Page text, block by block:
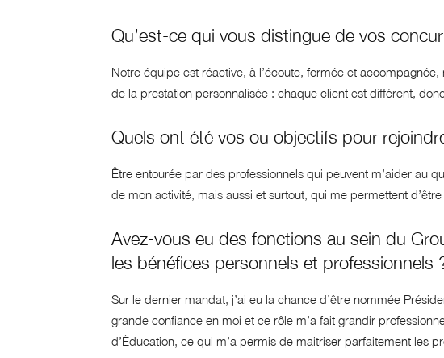
Qu’est-ce qui vous distingue de vos
Notre équipe est réactive, à l’écoute, formée et
de la prestation personnalisée : chaque client est différent,
Quels ont été vos ou objectifs pour
Être entourée par des professionnels qui peuvent m’aider au
de mon activité, mais aussi et surtout, qui me permettent
Avez-vous eu des fonctions au sein du
les bénéfices personnels et professionnels
Sur le dernier mandat, j’ai eu la chance d’être nommée
grande confiance en moi et ce rôle m’a fait grandir
d’Éducation, ce qui m’a permis de maitriser parfaitement les